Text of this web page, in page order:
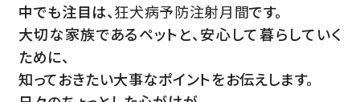
中でも注目は、狂犬病予防注射月間です。
大切な家族であるペットと、安心して暮らしていく
ために、
知っておきたい大事なポイントをお伝えします。